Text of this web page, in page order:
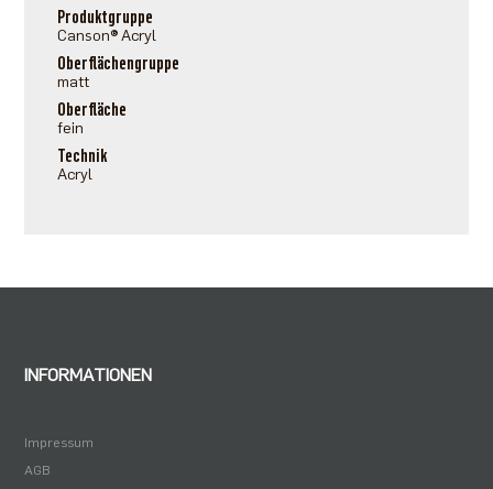
Produktgruppe
Canson® Acryl
Oberflächengruppe
matt
Oberfläche
fein
Technik
Acryl
INFORMATIONEN
Impressum
AGB